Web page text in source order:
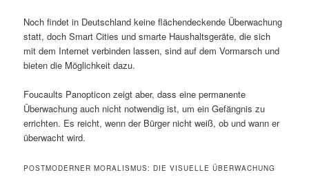
Noch findet in Deutschland keine flächendeckende Überwachung
statt, doch Smart Cities und smarte Haushaltsgeräte, die sich
mit dem Internet verbinden lassen, sind auf dem Vormarsch und
bieten die Möglichkeit dazu.
Foucaults Panopticon zeigt aber, dass eine permanente
Überwachung auch nicht notwendig ist, um ein Gefängnis zu
errichten. Es reicht, wenn der Bürger nicht weiß, ob und wann er
überwacht wird.
POSTMODERNER MORALISMUS: DIE VISUELLE ÜBERWACHUNG